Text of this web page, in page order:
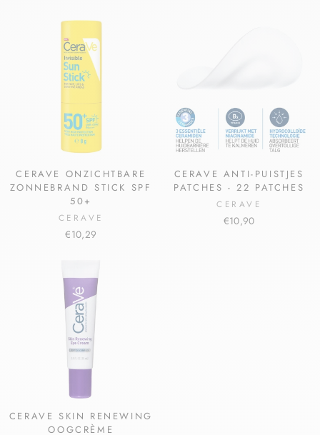
CERAVE ONZICHTBARE
ZONNEBRAND STICK SPF
50+
CERAVE
€10,29
CERAVE ANTI-PUISTJES
PATCHES - 22 PATCHES
CERAVE
€10,90
CERAVE SKIN RENEWING
OOGCRÈME